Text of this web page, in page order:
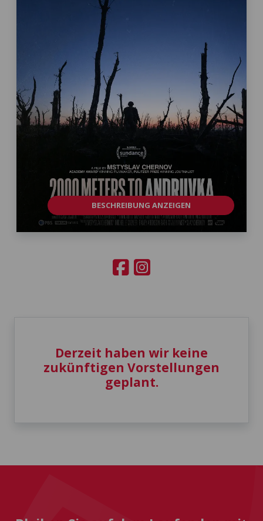
BESCHREIBUNG ANZEIGEN
Derzeit haben wir keine
zukünftigen Vorstellungen
geplant.